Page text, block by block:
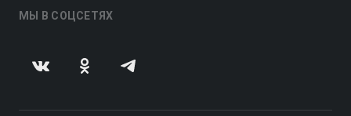
МЫ В СОЦСЕТЯХ